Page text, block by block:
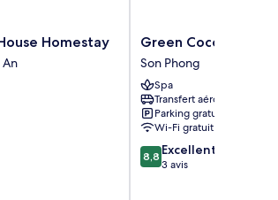
Homestay
Green
Coco
Homestay
Hoi
An
Son
Phong
Green Coco
Son Phong
Spa
Transfert aéroport
Parking gratuit
Wi-Fi gratuit
8.8
sur
8,8 Excellent
3 avis